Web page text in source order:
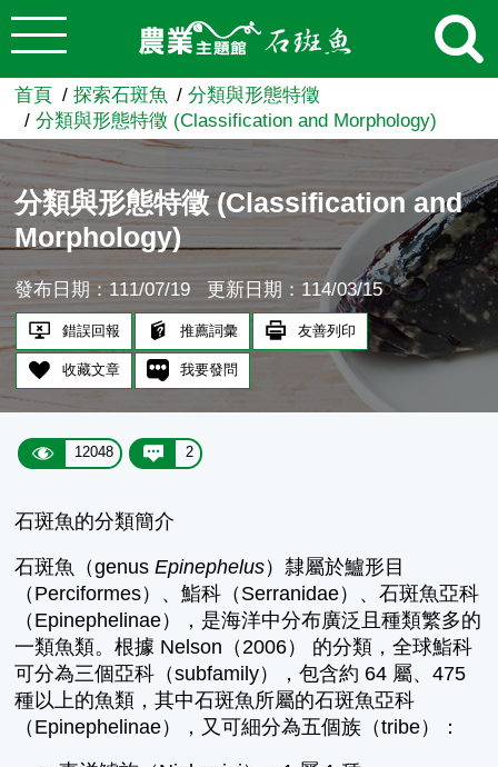
跳到主要內容
農業知識入口網
首頁 探索石斑魚
分類與形態特徵
分類與形態特徵 (Classification and Morphology)
分類與形態特徵 (Classification and
Morphology)
發布日期：111/07/19 更新日期：114/03/15
錯誤回報 推薦詞彙 友善列印
收藏文章 我要發問
12048 2
石斑魚的分類簡介
石斑魚（genusEpinephelus）隸屬於鱸形目
（Perciformes）、鮨科（Serranidae）、石斑魚亞科
（Epinephelinae），是海洋中分布廣泛且種類繁多的
一類魚類。根據 Nelson（2006） 的分類，全球鮨科
可分為三個亞科（subfamily），包含約 64 屬、475
種以上的魚類，其中石斑魚所屬的石斑魚亞科
（Epinephelinae），又可細分為五個族（tribe）：